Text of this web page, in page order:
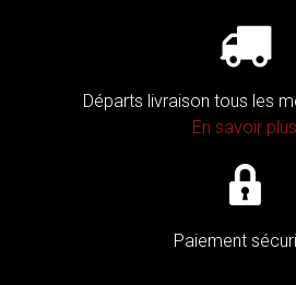
Départs livraison tous les
En savoir plus
Paiement